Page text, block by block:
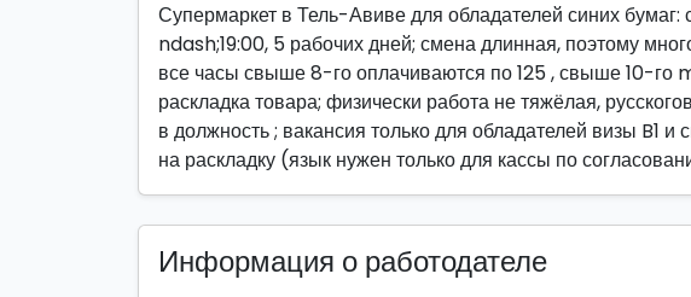
Супермаркет в Тель-Авиве для обладателей синих бумаг:
ndash;19:00, 5 рабочих дней; смена длинная, поэтому
все часы свыше 8-го оплачиваются по 125 , свыше 10-го
раскладка товара; физически работа не тяжёлая,
в должность ; вакансия только для обладателей визы B1 и
на раскладку (язык нужен только для кассы по
Информация о работодателе